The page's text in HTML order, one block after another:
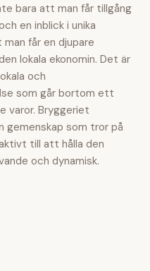
bara att man får tillgång
en inblick i unika
får en djupare
lokala ekonomin. Det är
och
som går bortom ett
varor. Bryggeriet
gemenskap som tror på
till att hålla den
och dynamisk.